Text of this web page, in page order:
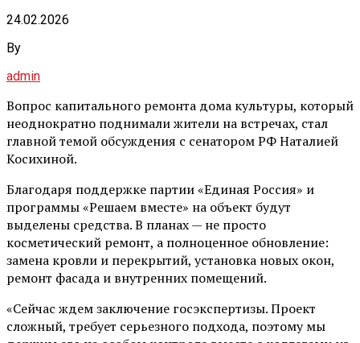
24.02.2026
By
admin
Вопрос капитального ремонта дома культуры, который
неоднократно поднимали жители на встречах, стал
главной темой обсуждения с сенатором РФ Наталией
Косихиной.
Благодаря поддержке партии «Единая Россия» и
программы «Решаем вместе» на объект будут
выделены средства. В планах — не просто
косметический ремонт, а полноценное обновление:
замена кровли и перекрытий, установка новых окон,
ремонт фасада и внутренних помещений.
«Сейчас ждем заключение госэкспертизы. Проект
сложный, требует серьезного подхода, поэтому мы